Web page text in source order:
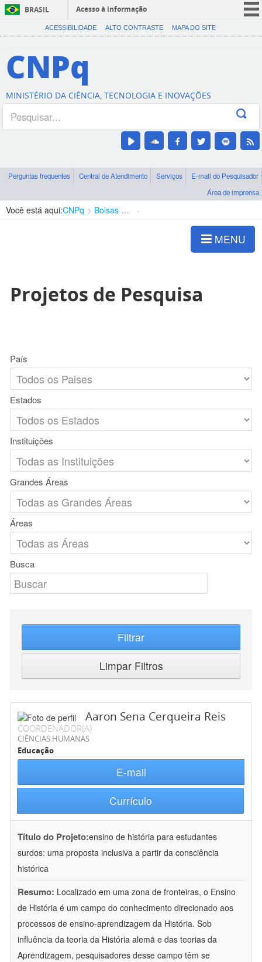
BRASIL
Acesso à informação
CORONAVÍRUS (COVID-19)
Canais
ACESSIBILIDADE ALTO CONTRASTE MAPA DO SITE
CNPq
MINISTÉRIO DA CIÊNCIA, TECNOLOGIA E INOVAÇÕES
Perguntas frequentes Central de Atendimento Serviços
E-mail do Pesquisador
Área de imprensa
Você está aqui:CNPq Bolsas e Auxílios Vigentes
MENU
Projetos de Pesquisa
País
Estados
Instituições
Grandes Áreas
Áreas
Busca
Filtrar
Limpar Filtros
Aaron Sena Cerqueira Reis
COORDENADOR(A)
CIÊNCIAS HUMANAS
Educação
E-mail
Currículo
Título do Projeto:ensino de história para estudantes
surdos: uma proposta inclusiva a partir da consciência
histórica
Resumo: Localizado em uma zona de fronteiras, o Ensino
de História é um campo do conhecimento direcionado aos
processos de ensino-aprendizagem da História. Sob
influência da teoria da História alemã e das teorias da
Aprendizagem, pesquisadores desse campo têm se